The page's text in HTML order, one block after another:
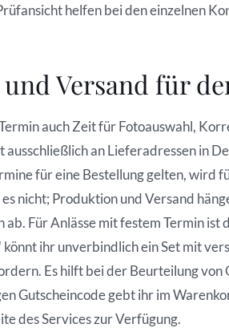
helfen bei den einzelnen
Versand für
auch Zeit für Fotoauswahl,
an Lieferadressen in
für eine Bestellung gelten, wird
nicht; Produktion und Versand
Für Anlässe mit festem Termin
könnt ihr unverbindlich ein Set mit
Es hilft bei der Beurteilung
Gutscheincode gebt ihr im
des Services zur Verfügung.